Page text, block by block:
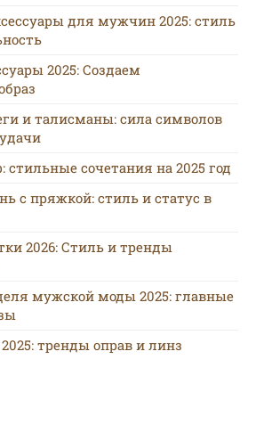
для мужчин 2025: стиль
2025: Создаем
и талисманы: сила символов
сочетания на 2025 год
с пряжкой: стиль и статус в
2026: Стиль и тренды
мужской моды 2025: главные
тренды оправ и линз